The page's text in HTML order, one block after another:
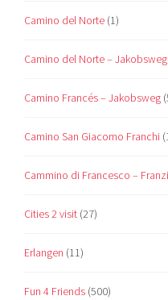
Camino del Norte (1)
Camino del Norte – Jakobsweg
Camino Francés – Jakobsweg
Camino San Giacomo Franchi
Cammino di Francesco –
Cities 2 visit (27)
Erlangen (11)
Fun 4 Friends (500)